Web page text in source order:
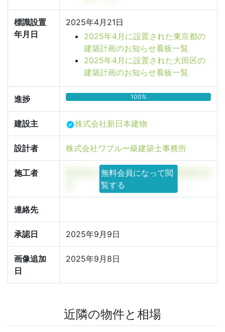
標識設置
年月日
2025年4月21日
2025年4月に設置された東京都の
建築計画のお知らせ看板一覧
2025年4月に設置された大田区の
建築計画のお知らせ看板一覧
進捗 100%
建設主 株式会社新日本建物
設計者 株式会社ワプルー級建築士事務所
施工者
株式会社ワプルー級建築士事務所東京本
無料会員になって閲
覧する
連絡先
承認日 2025年9月9日
画像追加
日
2025年9月8日
近隣の物件と相場